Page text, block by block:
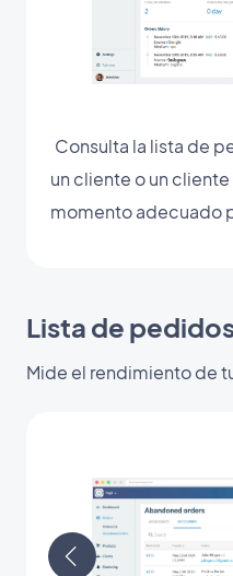
Consulta la lista de
un cliente o un
momento adecuado
Lista de
Mide el rendimiento de